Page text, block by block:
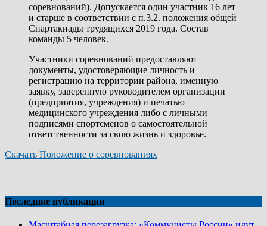
соревнований). Допускается один участник 16 лет
и старше в соответствии с п.3.2. положения общей
Спартакиады трудящихся 2019 года. Состав
команды 5 человек.
Участники соревнований предоставляют
документы, удостоверяющие личность и
регистрацию на территории района, именную
заявку, заверенную руководителем организации
(предприятия, учреждения) и печатью
медицинского учреждения либо с личными
подписями спортсменов о самостоятельной
ответственности за свою жизнь и здоровье.
Скачать Положение о соревнованиях
Последние публикации